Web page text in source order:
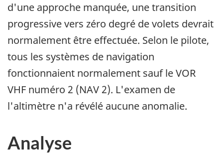
d'une approche manquée, une transition
progressive vers zéro degré de volets devrait
normalement être effectuée. Selon le pilote,
tous les systèmes de navigation
fonctionnaient normalement sauf le VOR
VHF numéro 2 (NAV 2). L'examen de
l'altimètre n'a révélé aucune anomalie.
Analyse